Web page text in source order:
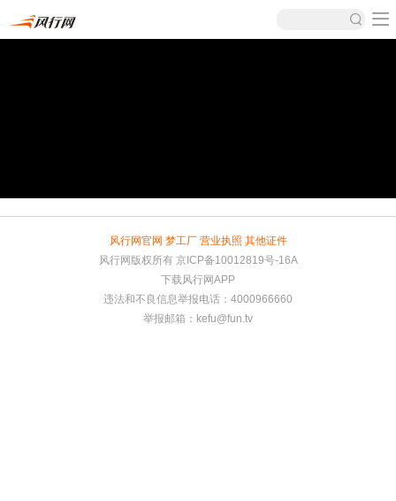
风行网官网 梦工厂 营业执照 其他证件
风行网版权所有 京ICP备10012819号-16A
下载风行网APP
违法和不良信息举报电话：4000966660
举报邮箱： kefu@fun.tv